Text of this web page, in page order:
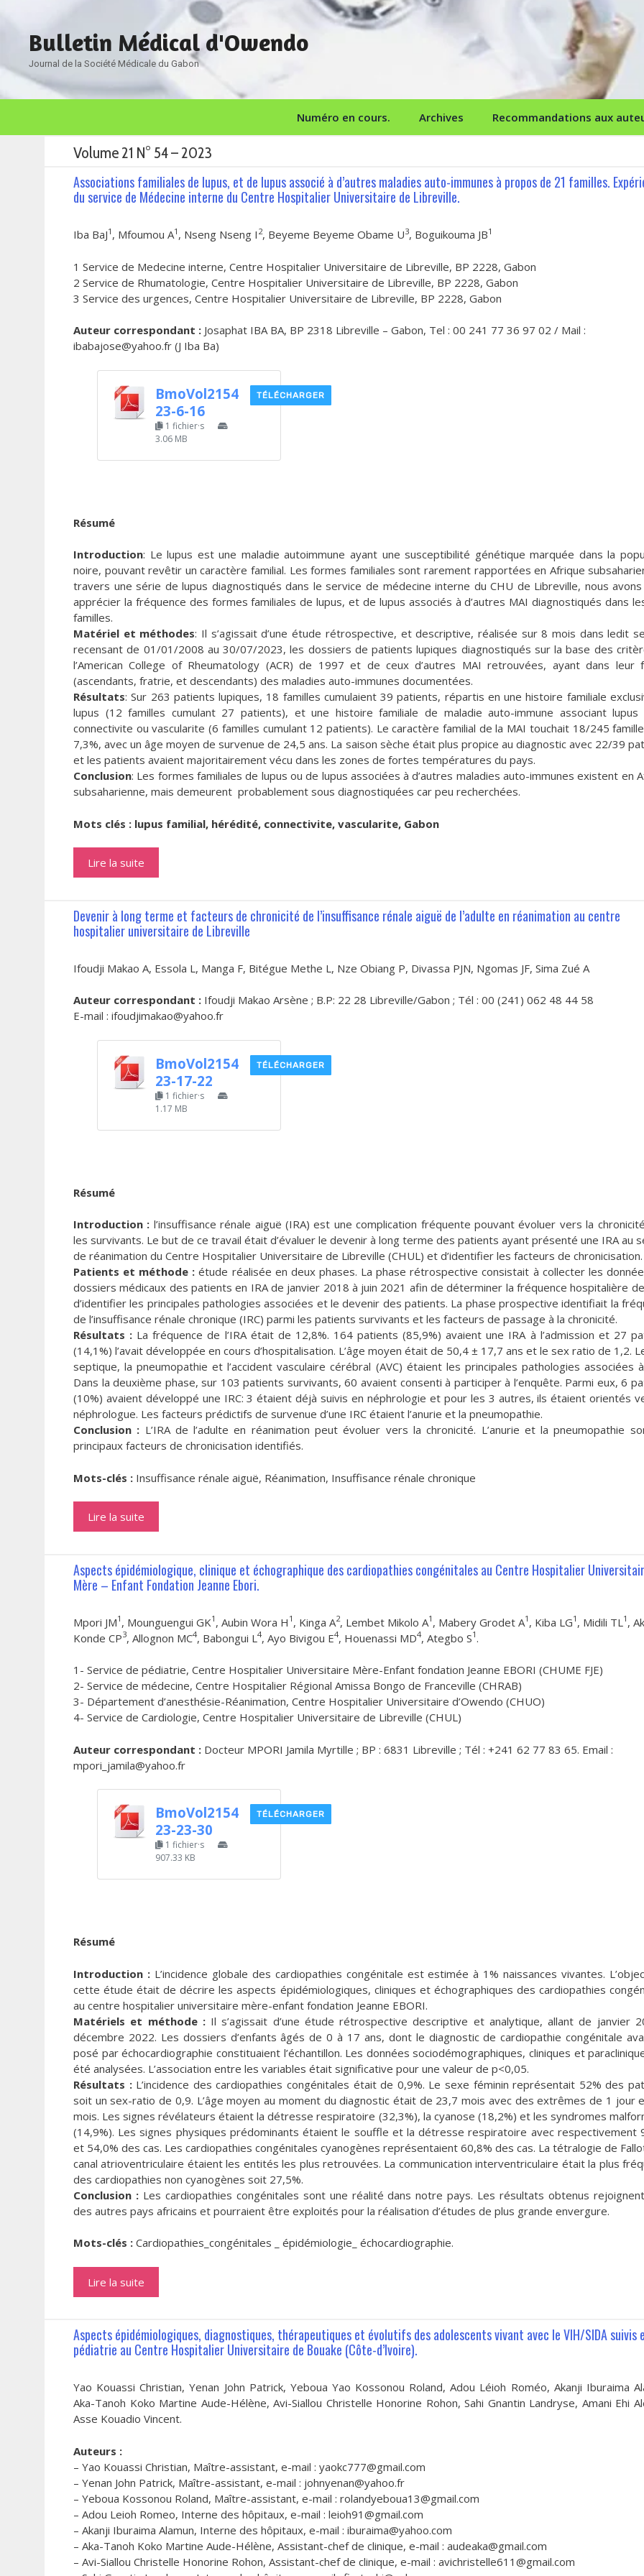
contenuBulletin Médical d'Owendo
Journal de la Société Médicale du Gabon
Numéro en cours. Archives Recommandations aux
Volume 21 N° 54 – 2023
Associations familiales de lupus, et de lupus associé à d’autres maladies auto-immunes à propos de 21 familles.
du service de Médecine interne du Centre Hospitalier Universitaire de Libreville.
Iba BaJ1 , Mfoumou A1 , Nseng Nseng I 2, Beyeme Beyeme Obame U3, Boguikouma JB1
1 Service de Medecine interne, Centre Hospitalier Universitaire de Libreville, BP 2228, Gabon
2 Service de Rhumatologie, Centre Hospitalier Universitaire de Libreville, BP 2228, Gabon
3 Service des urgences, Centre Hospitalier Universitaire de Libreville, BP 2228, Gabon
Auteur correspondant : Josaphat IBA BA, BP 2318 Libreville – Gabon, Tel : 00 241 77 36 97 02 / Mail :
ibabajose@yahoo.fr (J Iba Ba)
BmoVol2154
23-6-16
1 fichier·s
3.06 MB
TÉLÉCHARGER
Résumé
Introduction: Le lupus est une maladie autoimmune ayant une susceptibilité génétique marquée dans la
noire, pouvant revêtir un caractère familial. Les formes familiales sont rarement rapportées en Afrique
travers une série de lupus diagnostiqués dans le service de médecine interne du CHU de Libreville, nous avons
apprécier la fréquence des formes familiales de lupus, et de lupus associés à d’autres MAI diagnostiqués dans
familles.
Matériel et méthodes: Il s’agissait d’une étude rétrospective, et descriptive, réalisée sur 8 mois dans ledit
recensant de 01/01/2008 au 30/07/2023, les dossiers de patients lupiques diagnostiqués sur la base des
l’American College of Rheumatology (ACR) de 1997 et de ceux d’autres MAI retrouvées, ayant dans leur
(ascendants, fratrie, et descendants) des maladies auto-immunes documentées.
Résultats: Sur 263 patients lupiques, 18 familles cumulaient 39 patients, répartis en une histoire familiale
lupus (12 familles cumulant 27 patients), et une histoire familiale de maladie auto-immune associant lupus
connectivite ou vascularite (6 familles cumulant 12 patients). Le caractère familial de la MAI touchait 18/245
7,3%, avec un âge moyen de survenue de 24,5 ans. La saison sèche était plus propice au diagnostic avec 22/39
et les patients avaient majoritairement vécu dans les zones de fortes températures du pays.
Conclusion: Les formes familiales de lupus ou de lupus associées à d’autres maladies auto-immunes existent en
subsaharienne, mais demeurent probablement sous diagnostiquées car peu recherchées.
Mots clés : lupus familial, hérédité, connectivite, vascularite, Gabon
Lire la suite
Devenir à long terme et facteurs de chronicité de l’insuffisance rénale aiguë de l’adulte en réanimation au centre
hospitalier universitaire de Libreville
Ifoudji Makao A, Essola L, Manga F, Bitégue Methe L, Nze Obiang P, Divassa PJN, Ngomas JF, Sima Zué A
Auteur correspondant : Ifoudji Makao Arsène ; B.P: 22 28 Libreville/Gabon ; Tél : 00 (241) 062 48 44 58
E-mail : ifoudjimakao@yahoo.fr
BmoVol2154
23-17-22
1 fichier·s
1.17 MB
TÉLÉCHARGER
Résumé
Introduction : l’insuffisance rénale aiguë (IRA) est une complication fréquente pouvant évoluer vers la
les survivants. Le but de ce travail était d’évaluer le devenir à long terme des patients ayant présenté une IRA au
de réanimation du Centre Hospitalier Universitaire de Libreville (CHUL) et d’identifier les facteurs de chronicisation.
Patients et méthode : étude réalisée en deux phases. La phase rétrospective consistait à collecter les
dossiers médicaux des patients en IRA de janvier 2018 à juin 2021 afin de déterminer la fréquence hospitalière de
d’identifier les principales pathologies associées et le devenir des patients. La phase prospective identifiait la
de l’insuffisance rénale chronique (IRC) parmi les patients survivants et les facteurs de passage à la chronicité.
Résultats : La fréquence de l’IRA était de 12,8%. 164 patients (85,9%) avaient une IRA à l’admission et 27
(14,1%) l’avait développée en cours d’hospitalisation. L’âge moyen était de 50,4 ± 17,7 ans et le sex ratio de 1,2.
septique, la pneumopathie et l’accident vasculaire cérébral (AVC) étaient les principales pathologies associées à
Dans la deuxième phase, sur 103 patients survivants, 60 avaient consenti à participer à l’enquête. Parmi eux, 6
(10%) avaient développé une IRC: 3 étaient déjà suivis en néphrologie et pour les 3 autres, ils étaient orientés
néphrologue. Les facteurs prédictifs de survenue d’une IRC étaient l’anurie et la pneumopathie.
Conclusion : L’IRA de l’adulte en réanimation peut évoluer vers la chronicité. L’anurie et la pneumopathie
principaux facteurs de chronicisation identifiés.
Mots-clés : Insuffisance rénale aiguë, Réanimation, Insuffisance rénale chronique
Lire la suite
Aspects épidémiologique, clinique et échographique des cardiopathies congénitales au Centre Hospitalier
Mère – Enfant Fondation Jeanne Ebori.
Mpori JM1 , Mounguengui GK1 , Aubin Wora H 1 , Kinga A2, Lembet Mikolo A1 , Mabery Grodet A1 , Kiba LG1 , Midili TL 1 ,
Konde CP3, Allognon MC4, Babongui L 4, Ayo Bivigou E4, Houenassi MD4, Ategbo S1 .
1- Service de pédiatrie, Centre Hospitalier Universitaire Mère-Enfant fondation Jeanne EBORI (CHUME FJE)
2- Service de médecine, Centre Hospitalier Régional Amissa Bongo de Franceville (CHRAB)
3- Département d’anesthésie-Réanimation, Centre Hospitalier Universitaire d’Owendo (CHUO)
4- Service de Cardiologie, Centre Hospitalier Universitaire de Libreville (CHUL)
Auteur correspondant : Docteur MPORI Jamila Myrtille ; BP : 6831 Libreville ; Tél : +241 62 77 83 65. Email :
mpori_jamila@yahoo.fr
BmoVol2154
23-23-30
1 fichier·s
907.33 KB
TÉLÉCHARGER
Résumé
Introduction :L’incidence globale des cardiopathies congénitale est estimée à 1% naissances vivantes.
cette étude était de décrire les aspects épidémiologiques, cliniques et échographiques des cardiopathies
au centre hospitalier universitaire mère-enfant fondation Jeanne EBORI.
Matériels et méthode :Il s’agissait d’une étude rétrospective descriptive et analytique, allant de janvier
décembre 2022. Les dossiers d’enfants âgés de 0 à 17 ans, dont le diagnostic de cardiopathie congénitale
posé par échocardiographie constituaient l’échantillon. Les données sociodémographiques, cliniques et
été analysées. L’association entre les variables était significative pour une valeur de p<0,05.
Résultats :L’incidence des cardiopathies congénitales était de 0,9%. Le sexe féminin représentait 52% des
soit un sex-ratio de 0,9. L’âge moyen au moment du diagnostic était de 23,7 mois avec des extrêmes de 1 jour
mois. Les signes révélateurs étaient la détresse respiratoire (32,3%), la cyanose (18,2%) et les syndromes
(14,9%). Les signes physiques prédominants étaient le souffle et la détresse respiratoire avec respectivement
et 54,0% des cas. Les cardiopathies congénitales cyanogènes représentaient 60,8% des cas. La tétralogie de
canal atrioventriculaire étaient les entités les plus retrouvées. La communication interventriculaire était la plus
des cardiopathies non cyanogènes soit 27,5%.
Conclusion :Les cardiopathies congénitales sont une réalité dans notre pays. Les résultats obtenus
des autres pays africains et pourraient être exploités pour la réalisation d’études de plus grande envergure.
Mots-clés : Cardiopathies_congénitales _ épidémiologie_ échocardiographie.
Lire la suite
Aspects épidémiologiques, diagnostiques, thérapeutiques et évolutifs des adolescents vivant avec le VIH/SIDA suivis
pédiatrie au Centre Hospitalier Universitaire de Bouake (Côte-d’Ivoire).
Yao Kouassi Christian, Yenan John Patrick, Yeboua Yao Kossonou Roland, Adou Léioh Roméo, Akanji Iburaima
Aka-Tanoh Koko Martine Aude-Hélène, Avi-Siallou Christelle Honorine Rohon, Sahi Gnantin Landryse, Amani Ehi
Asse Kouadio Vincent.
Auteurs :
– Yao Kouassi Christian, Maître-assistant, e-mail : yaokc777@gmail.com
– Yenan John Patrick, Maître-assistant, e-mail : johnyenan@yahoo.fr
– Yeboua Kossonou Roland, Maître-assistant, e-mail : rolandyeboua13@gmail.com
– Adou Leioh Romeo, Interne des hôpitaux, e-mail : leioh91@gmail.com
– Akanji Iburaima Alamun, Interne des hôpitaux, e-mail : iburaima@yahoo.com
– Aka-Tanoh Koko Martine Aude-Hélène, Assistant-chef de clinique, e-mail : audeaka@gmail.com
– Avi-Siallou Christelle Honorine Rohon, Assistant-chef de clinique, e-mail : avichristelle611@gmail.com